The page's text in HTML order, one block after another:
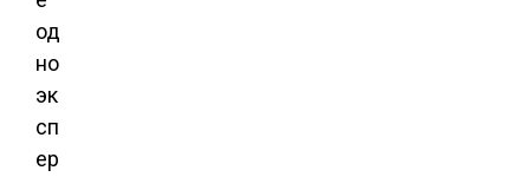
од
но
эк
сп
ер